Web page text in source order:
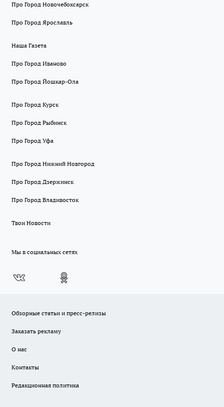
Про Город Новочебоксарск
Про Город Ярославль
Наша Газета
Про Город Иваново
Про Город Йошкар-Ола
Про Город Курск
Про Город Рыбинск
Про Город Уфа
Про Город Нижний Новгород
Про Город Дзержинск
Про Город Владивосток
Твои Новости
Мы в социальных сетях
Обзорные статьи и пресс-релизы
Заказать рекламу
О нас
Контакты
Редакционная политика